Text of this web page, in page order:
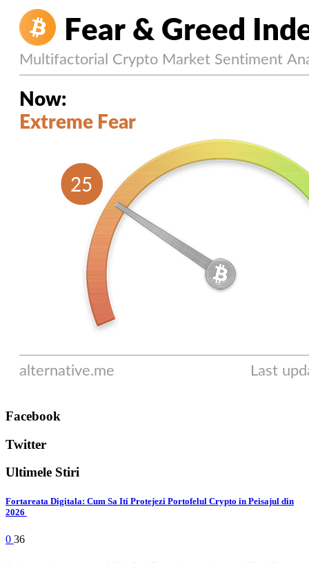
Facebook
Twitter
Ultimele Stiri
Fortareata Digitala: Cum Sa Iti Protejezi Portofelul Crypto in Peisajul din
2026
0 36